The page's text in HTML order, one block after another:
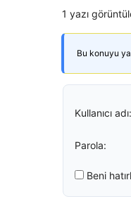
1 yazı
Bu konuyu
Kullanıcı adı:
Parola:
Beni